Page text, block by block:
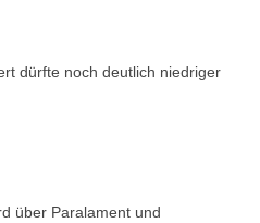
dürfte noch deutlich niedriger
über Paralament und